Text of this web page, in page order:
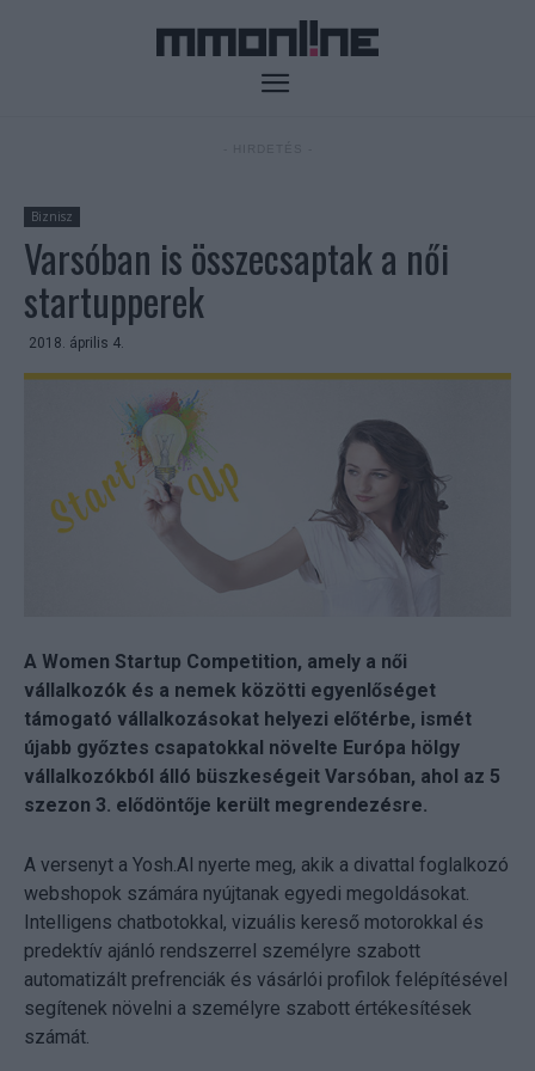
Biznisz
Varsóban is összecsaptak a női
startupperek
2018. április 4.
A Women Startup Competition, amely a női
vállalkozók és a nemek közötti egyenlőséget
támogató vállalkozásokat helyezi előtérbe, ismét
újabb győztes csapatokkal növelte Európa hölgy
vállalkozókból álló büszkeségeit Varsóban, ahol az 5
szezon 3. elődöntője került megrendezésre.
A versenyt a Yosh.Al nyerte meg, akik a divattal foglalkozó
webshopok számára nyújtanak egyedi megoldásokat.
Intelligens chatbotokkal, vizuális kereső motorokkal és
predektív ajánló rendszerrel személyre szabott
automatizált prefrenciák és vásárlói profilok felépítésével
segítenek növelni a személyre szabott értékesítések
számát.